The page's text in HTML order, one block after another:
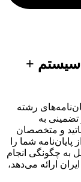
سیستم +
رشته
به
و متخصصان
شما را
به چگونگی انجام
ارائه می‌دهد،